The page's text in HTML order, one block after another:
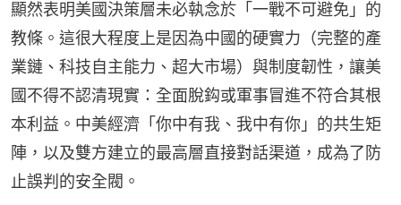
顯然表明美國決策層未必執念於「一戰不可避免」的
教條。這很大程度上是因為中國的硬實力（完整的產
業鏈、科技自主能力、超大市場）與制度韌性，讓美
國不得不認清現實：全面脫鈎或軍事冒進不符合其根
本利益。中美經濟「你中有我、我中有你」的共生矩
陣，以及雙方建立的最高層直接對話渠道，成為了防
止誤判的安全閥。